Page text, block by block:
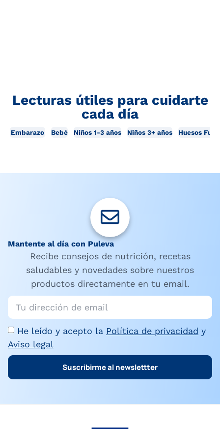
Lecturas útiles para cuidarte
cada día
Embarazo Bebé Niños 1-3 años Niños 3+ años Huesos
Mantente al día con Puleva
Recibe consejos de nutrición, recetas
saludables y novedades sobre nuestros
productos directamente en tu email.
He leído y acepto la Política de privacidad y
Aviso legal
Suscribirme al newslettter